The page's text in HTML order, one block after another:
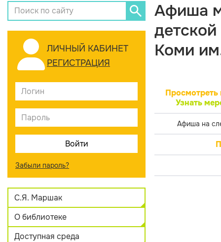
ЛИЧНЫЙ КАБИНЕТ
РЕГИСТРАЦИЯ
Забыли пароль?
С.Я. Маршак
О библиотеке
Доступная среда
Афиша
Коми
Просмотреть
Узнать
Афиша на